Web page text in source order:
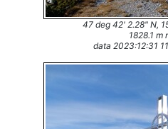
47 deg 42' 2.28" N,
1828.1 m
data 2023:12:31